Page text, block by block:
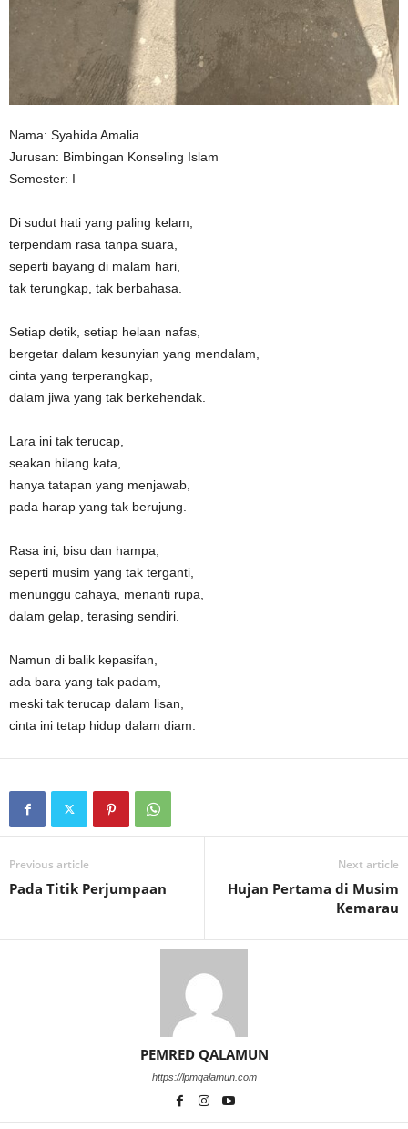
Nama: Syahida Amalia
Jurusan: Bimbingan Konseling Islam
Semester: I
Di sudut hati yang paling kelam,
terpendam rasa tanpa suara,
seperti bayang di malam hari,
tak terungkap, tak berbahasa.
Setiap detik, setiap helaan nafas,
bergetar dalam kesunyian yang mendalam,
cinta yang terperangkap,
dalam jiwa yang tak berkehendak.
Lara ini tak terucap,
seakan hilang kata,
hanya tatapan yang menjawab,
pada harap yang tak berujung.
Rasa ini, bisu dan hampa,
seperti musim yang tak terganti,
menunggu cahaya, menanti rupa,
dalam gelap, terasing sendiri.
Namun di balik kepasifan,
ada bara yang tak padam,
meski tak terucap dalam lisan,
cinta ini tetap hidup dalam diam.
Previous article
Pada Titik Perjumpaan
Next article
Hujan Pertama di Musim
Kemarau
PEMRED QALAMUN
https://lpmqalamun.com